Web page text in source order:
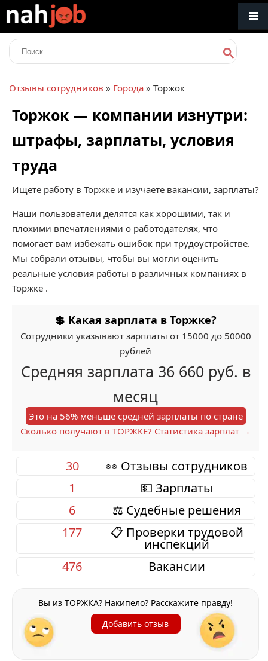
Отзывы сотрудников » Города » Торжок
Торжок — компании изнутри:
штрафы, зарплаты, условия
труда
Ищете работу в Торжке и изучаете вакансии, зарплаты?
Наши пользователи делятся как хорошими, так и
плохими впечатлениями о работодателях, что
помогает вам избежать ошибок при трудоустройстве.
Мы собрали отзывы, чтобы вы могли оценить
реальные условия работы в различных компаниях в
Торжке .
💲 Какая зарплата в Торжке?
Сотрудники указывают зарплаты от 15000 до 50000
рублей
Средняя зарплата 36 660 руб. в
месяц
Это на 56% меньше средней зарплаты по стране
Сколько получают в ТОРЖКЕ? Статистика зарплат →
👀 Отзывы сотрудников
30
💵 Зарплаты
1
⚖️ Судебные решения
6
📋 Проверки трудовой
инспекций
177
Вакансии
476
Вы из ТОРЖКА? Накипело? Расскажите правду!
Добавить отзыв